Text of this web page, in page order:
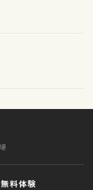
料体験